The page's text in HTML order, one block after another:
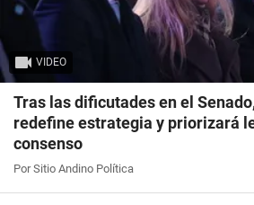
VIDEO
Tras las dificutades en el
redefine estrategia y priorizará
consenso
Por Sitio Andino Política